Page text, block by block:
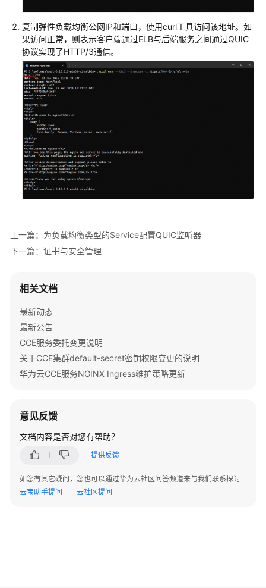
DNAT
网
关
（DNAT）
Headless
路
（Ingress）
网
关
DNS
群
络
配
置
容
何
访
问
VPC
部
网
复制弹性负载均衡公网IP和端口，使用curl工具访问该地址。如
果访问正常，则表示客户端通过ELB与后端服务之间通过QUIC
协议实现了HTTP/3通信。
上一篇：为负载均衡类型的Service配置QUIC监听器
下一篇：证书与安全管理
相关文档
最新动态
最新公告
CCE服务委托变更说明
关于CCE集群default-secret密钥权限变更的说明
华为云CCE服务NGINX Ingress维护策略更新
意见反馈
文档内容是否对您有帮助？
提供反馈
如您有其它疑问，您也可以通过华为云社区问答频道来与我们联系探讨
云宝助手提问
云社区提问